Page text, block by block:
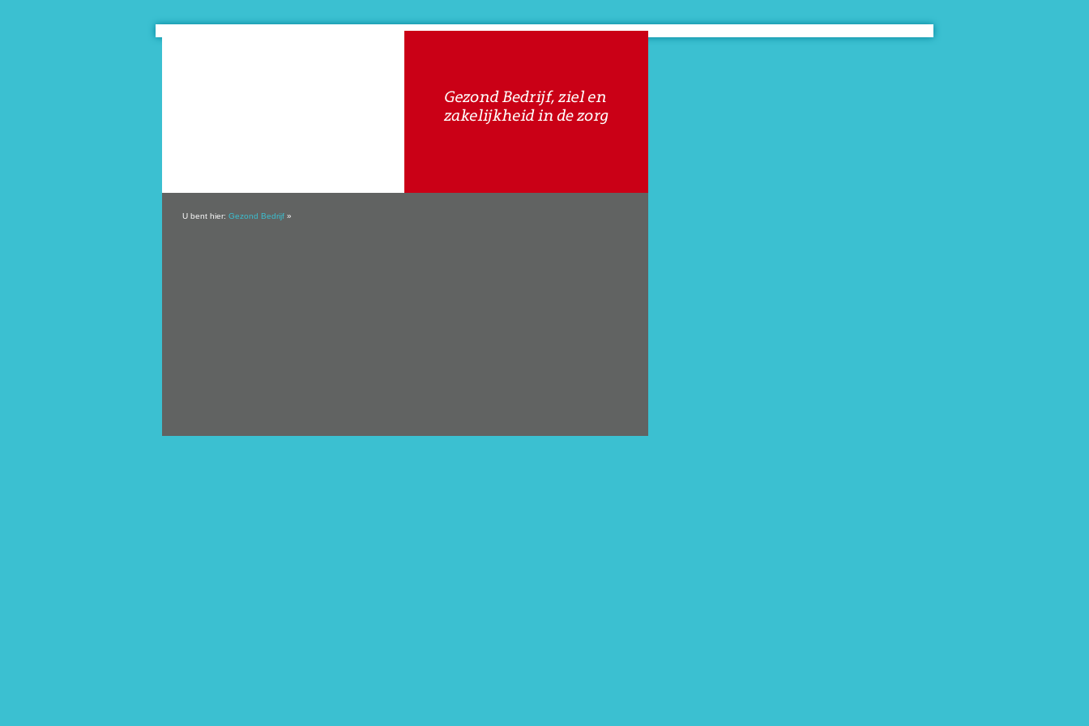
U bent hier: Gezond Bedrijf »